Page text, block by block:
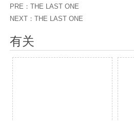
PRE：THE LAST ONE
NEXT：THE LAST ONE
有关